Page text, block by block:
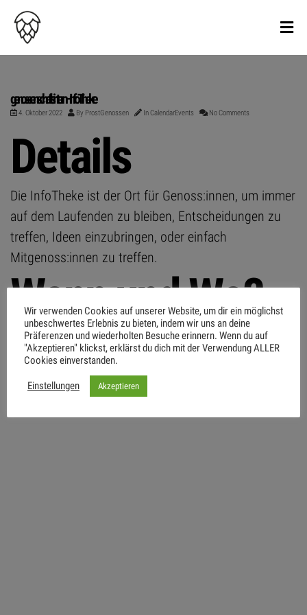
genossenschaftsintern – InfoTheke
4. Oktober 2022 By ProstGenossen InCalendarEvents No Comments
Details
Die InfoTheke ist der Ort für Genoss:innen, um immer
auf dem Laufenden zu bleiben, Entscheidungen zu
treffen, Ideen einzubringen, oder einfach
Mitgenoss:innen zu treffen.
Wann und Wo?
January 6, 2023 (7:00 pm) – January 6, 2023 (9:00
pm)
Wir verwenden Cookies auf unserer Website, um dir ein möglichst
unbeschwertes Erlebnis zu bieten, indem wir uns an deine
Präferenzen und wiederholten Besuche erinnern. Wenn du auf
"Akzeptieren" klickst, erklärst du dich mit der Verwendung ALLER
Cookies einverstanden.
Einstellungen Akzeptieren